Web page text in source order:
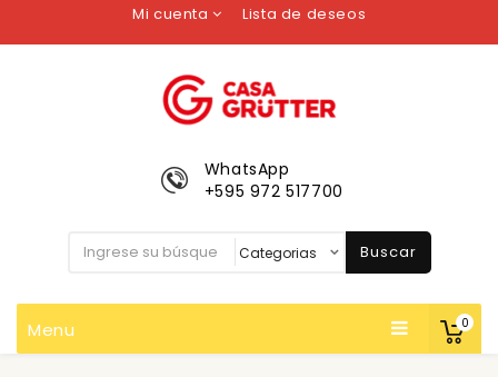
Mi cuenta Lista de deseos
0
WhatsApp
+595 972 517700
Buscar
Menu